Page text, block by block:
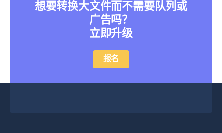
想要转换大文件而不需要队列或
广告吗？
立即升级
报名